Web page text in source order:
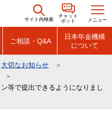
サイト内検索
チャット
ボット
メニュー
ご相談・Q&A
日本年金機構
について
大切なお知らせ
等で提出できるようになりまし